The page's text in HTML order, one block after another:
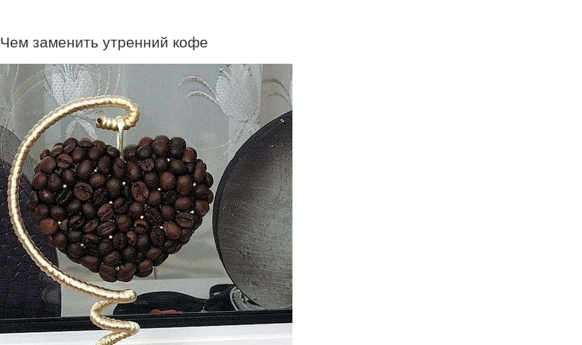
Чем заменить утренний кофе